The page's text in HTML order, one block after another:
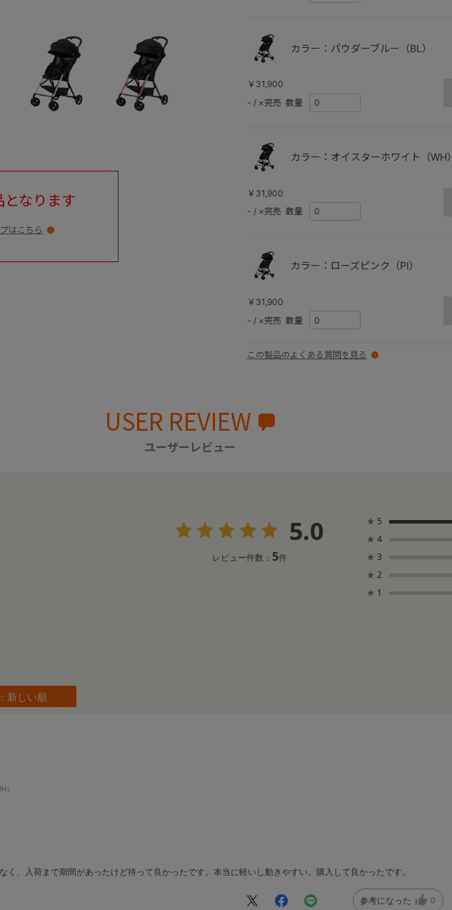
なります
はこちら
カラー：パウダーブルー（BL）
￥31,900
- / ×完売 数量
カラー：オイスターホワイト（WH）
￥31,900
- / ×完売 数量
カラー：ローズピンク（PI）
￥31,900
- / ×完売 数量
この製品のよくある質問を見る
USER REVIEW
ユーザーレビュー
5.0
レビュー件数： 5件
★ 5
★ 4
★ 3
★ 2
★ 1
新しい順
）
く、入荷まで期間があったけど待って良かったです。本当に軽いし動きやすい。購入して良かったです。
参考になった 0